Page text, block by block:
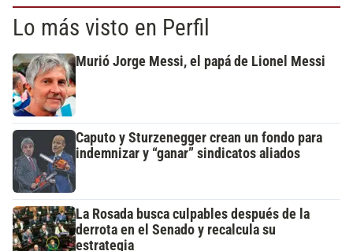
Lo más visto en Perfil
Murió Jorge Messi, el papá de Lionel Messi
Caputo y Sturzenegger crean un fondo para
indemnizar y “ganar” sindicatos aliados
La Rosada busca culpables después de la
derrota en el Senado y recalcula su
estrategia